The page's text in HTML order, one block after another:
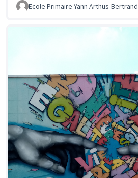
Ecole Primaire Yann Arthus-Bertrand